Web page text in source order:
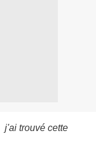
j'ai trouvé cette